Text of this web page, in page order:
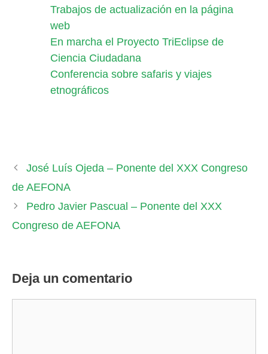
Trabajos de actualización en la página
web
En marcha el Proyecto TriEclipse de
Ciencia Ciudadana
Conferencia sobre safaris y viajes
etnográficos
José Luís Ojeda – Ponente del XXX Congreso
de AEFONA
Pedro Javier Pascual – Ponente del XXX
Congreso de AEFONA
Deja un comentario